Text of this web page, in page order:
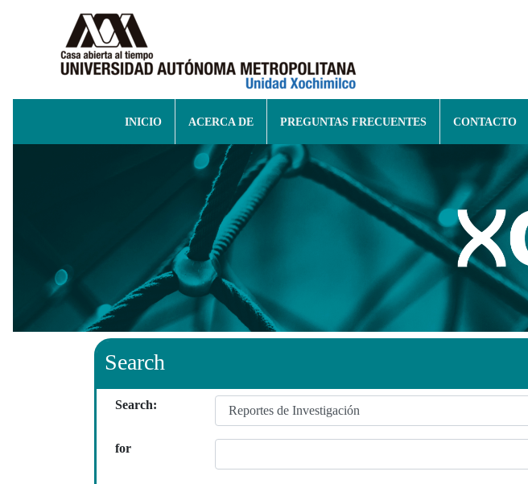
INICIO ACERCA DE PREGUNTAS FRECUENTES CONTACTO
Search
Search:
for